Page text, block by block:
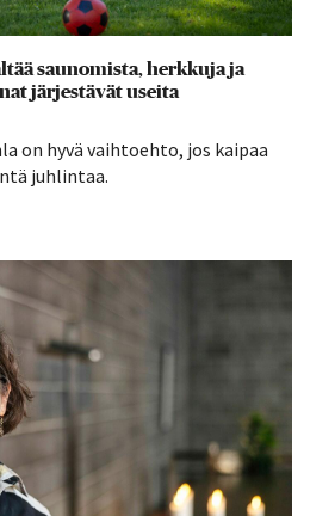
saunomista, herkkuja ja
järjestävät useita
on hyvä vaihtoehto, jos kaipaa
juhlintaa.